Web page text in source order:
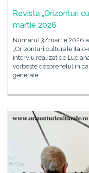
Revista „Orizonturi
martie 2026
Numărul 3/martie 2026
„Orizonturi culturale
interviu realizat de
vorbește despre felul în
generate